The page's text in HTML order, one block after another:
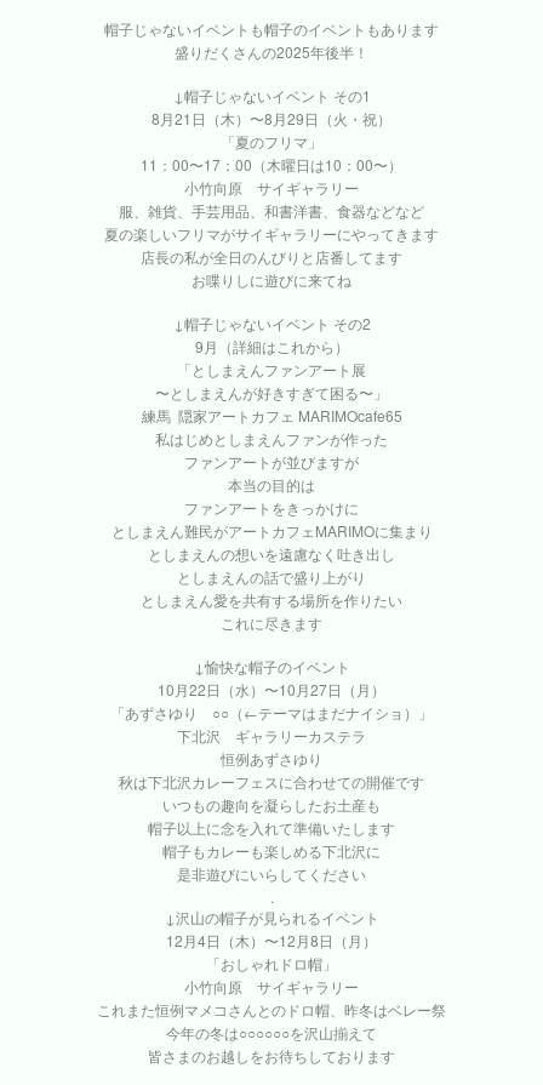
帽子じゃないイベントも帽子のイベントもあります
盛りだくさんの2025年後半！
↓帽子じゃないイベント その1
8月21日（木）〜8月29日（火・祝）
「夏のフリマ」
11：00〜17：00（木曜日は10：00〜）
小竹向原 サイギャラリー
服、雑貨、手芸用品、和書洋書、食器などなど
夏の楽しいフリマがサイギャラリーにやってきます
店長の私が全日のんびりと店番してます
お喋りしに遊びに来てね
↓帽子じゃないイベント その2
9月（詳細はこれから）
「としまえんファンアート展
〜としまえんが好きすぎて困る〜」
練馬 隠家アートカフェ MARIMOcafe65
私はじめとしまえんファンが作った
ファンアートが並びますが
本当の目的は
ファンアートをきっかけに
としまえん難民がアートカフェMARIMOに集まり
としまえんの想いを遠慮なく吐き出し
としまえんの話で盛り上がり
としまえん愛を共有する場所を作りたい
これに尽きます
↓愉快な帽子のイベント
10月22日（水）〜10月27日（月）
「あずさゆり ○○（←テーマはまだナイショ）」
下北沢 ギャラリーカステラ
恒例あずさゆり
秋は下北沢カレーフェスに合わせての開催です
いつもの趣向を凝らしたお土産も
帽子以上に念を入れて準備いたします
帽子もカレーも楽しめる下北沢に
是非遊びにいらしてください
.
↓沢山の帽子が見られるイベント
12月4日（木）〜12月8日（月）
「おしゃれドロ帽」
小竹向原 サイギャラリー
これまた恒例マメコさんとのドロ帽、昨冬はベレー祭
今年の冬は○○○○○○を沢山揃えて
皆さまのお越しをお待ちしております